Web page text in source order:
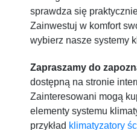
sprawdza się
Zainwestuj w komfort
wybierz nasze systemy
Zapraszamy do
dostępną na stronie
Zainteresowani mogą
elementy systemu
przykład klimatyzatory